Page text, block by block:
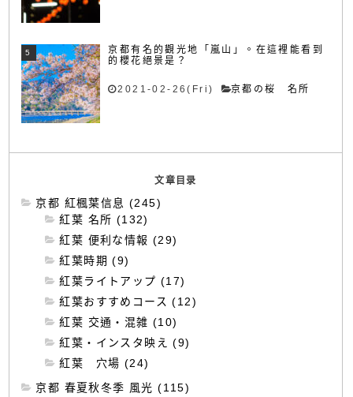
京都有名的觀光地「嵐山」。在這裡能看到
的櫻花絕景是？
2021-02-26(Fri) 京都の桜 名所
文章目录
京都 紅楓葉信息 (245)
紅葉 名所 (132)
紅葉 便利な情報 (29)
紅葉時期 (9)
紅葉ライトアップ (17)
紅葉おすすめコース (12)
紅葉 交通・混雑 (10)
紅葉・インスタ映え (9)
紅葉 穴場 (24)
京都 春夏秋冬季 風光 (115)